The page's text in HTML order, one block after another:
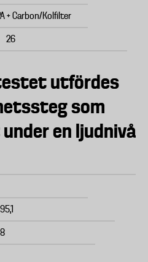
+ Carbon/Kolfilter
26
utfördes
som
en ljudnivå
95,1